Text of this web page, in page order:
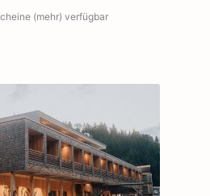
(mehr) verfügbar